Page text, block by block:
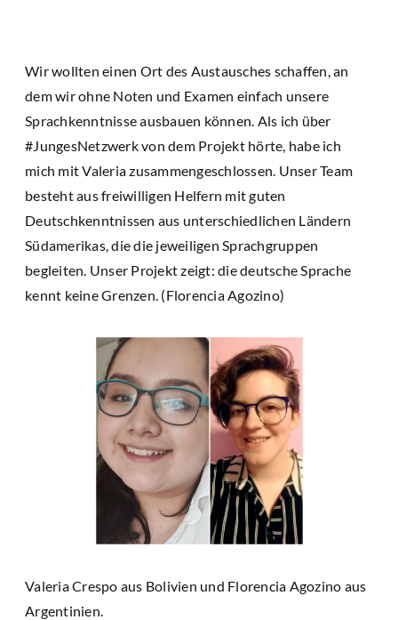
Wir wollten einen Ort des Austausches schaffen, an
dem wir ohne Noten und Examen einfach unsere
Sprachkenntnisse ausbauen können. Als ich über
#JungesNetzwerk von dem Projekt hörte, habe ich
mich mit Valeria zusammengeschlossen. Unser Team
besteht aus freiwilligen Helfern mit guten
Deutschkenntnissen aus unterschiedlichen Ländern
Südamerikas, die die jeweiligen Sprachgruppen
begleiten. Unser Projekt zeigt: die deutsche Sprache
kennt keine Grenzen. (Florencia Agozino)
Valeria Crespo aus Bolivien und Florencia Agozino aus
Argentinien.